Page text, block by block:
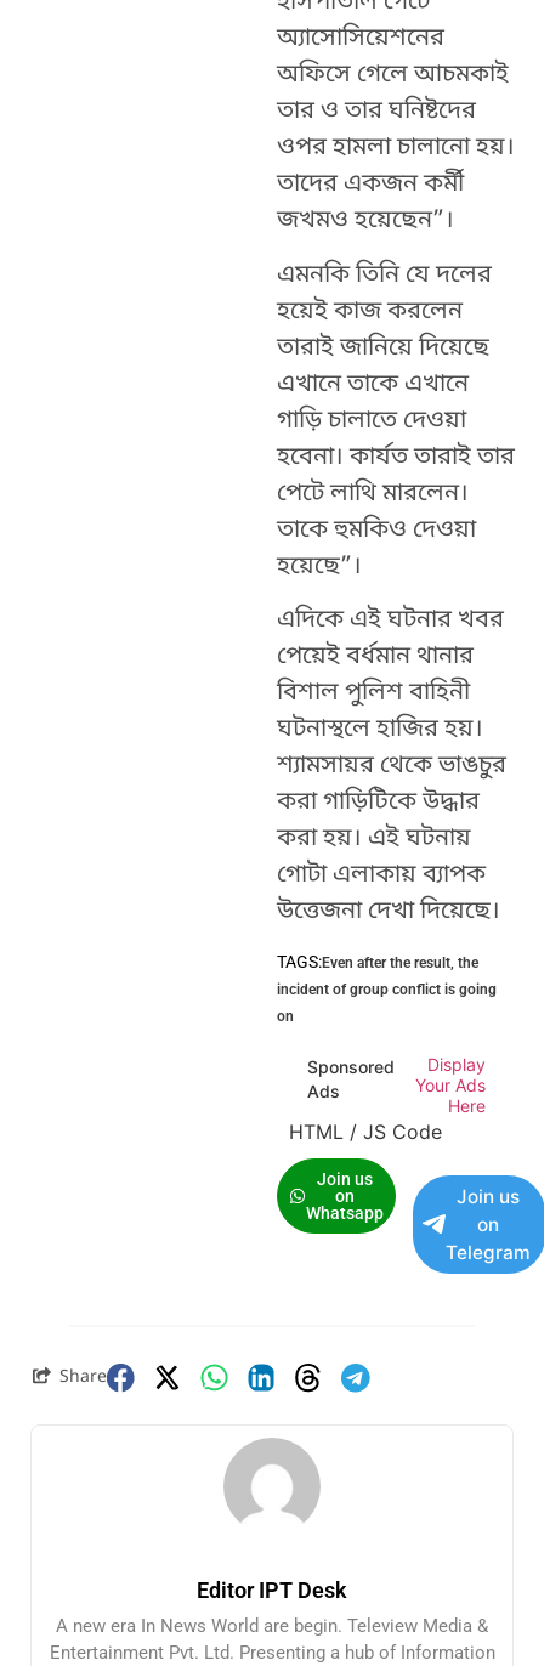
অ্যাসোসিয়েশনের
অফিসে গেলে আচমকাই
তার ও তার ঘনিষ্টদের
ওপর হামলা চালানো হয়।
তাদের একজন কর্মী
জখমও হয়েছেন”।
এমনকি তিনি যে দলের
হয়েই কাজ করলেন
তারাই জানিয়ে দিয়েছে
এখানে তাকে এখানে
গাড়ি চালাতে দেওয়া
হবেনা। কার্যত তারাই তার
পেটে লাথি মারলেন।
তাকে হুমকিও দেওয়া
হয়েছে”।
এদিকে এই ঘটনার খবর
পেয়েই বর্ধমান থানার
বিশাল পুলিশ বাহিনী
ঘটনাস্থলে হাজির হয়।
শ্যামসায়র থেকে ভাঙচুর
করা গাড়িটিকে উদ্ধার
করা হয়। এই ঘটনায়
গোটা এলাকায় ব্যাপক
উত্তেজনা দেখা দিয়েছে।
TAGS:Even after the result, the
incident of group conflict is going
on
Sponsored
Ads
Display
Your Ads
Here
HTML / JS Code
Join us
on
Whatsapp
Join us
on
Telegram
Share
Editor IPT Desk
A new era In News World are begin. Teleview Media &
Entertainment Pvt. Ltd. Presenting a hub of Information